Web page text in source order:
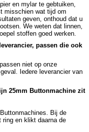
en mylar te gebtuiken,
misschien wat tijd om
geven, onthoud dat u
We weten dat linnen,
stoffen goed werken.
passen die ook
niet op onze
Iedere leverancier van
25mm Buttonmachine zit
Bij de
ring en klikt daarna de